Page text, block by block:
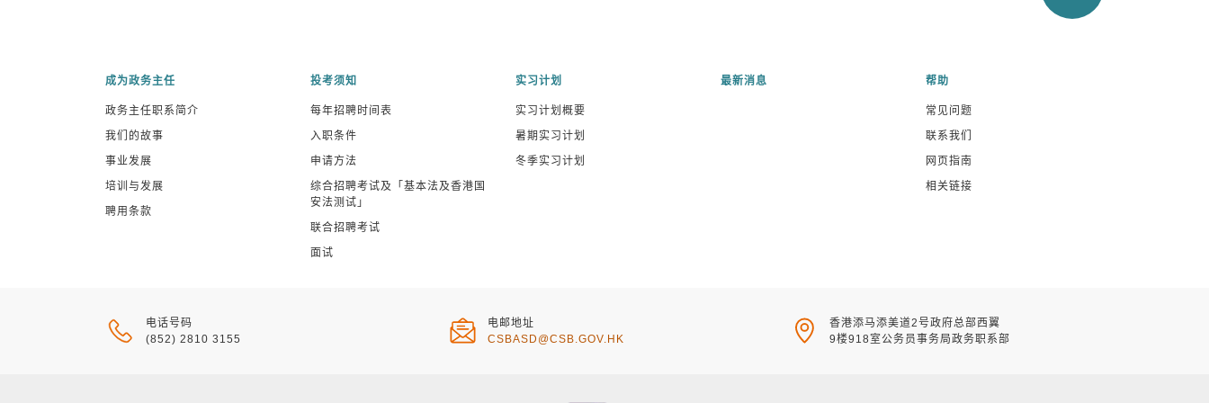
成为政务主任
政务主任职系简介
我们的故事
事业发展
培训与发展
聘用条款
投考须知
每年招聘时间表
入职条件
申请方法
综合招聘考试及「基本法及香港国
安法测试」
联合招聘考试
面试
实习计划
实习计划概要
暑期实习计划
冬季实习计划
最新消息 帮助
常见问题
联系我们
网页指南
相关链接
电话号码
(852) 2810 3155
电邮地址
CSBASD@CSB.GOV.HK
香港添马添美道2号政府总部西翼
9楼918室公务员事务局政务职系部